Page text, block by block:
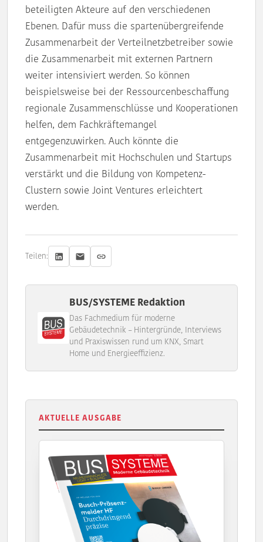
beteiligten Akteure auf den verschiedenen
Ebenen. Dafür muss die spartenübergreifende
Zusammenarbeit der Verteilnetzbetreiber sowie
die Zusammenarbeit mit externen Partnern
weiter intensiviert werden. So können
beispielsweise bei der Ressourcenbeschaffung
regionale Zusammenschlüsse und Kooperationen
helfen, dem Fachkräftemangel
entgegenzuwirken. Auch könnte die
Zusammenarbeit mit Hochschulen und Startups
verstärkt und die Bildung von Kompetenz-
Clustern sowie Joint Ventures erleichtert
werden.
Teilen:
BUS/SYSTEME Redaktion
Das Fachmedium für moderne
Gebäudetechnik – Hintergründe, Interviews
und Praxiswissen rund um KNX, Smart
Home und Energieeffizienz.
AKTUELLE AUSGABE